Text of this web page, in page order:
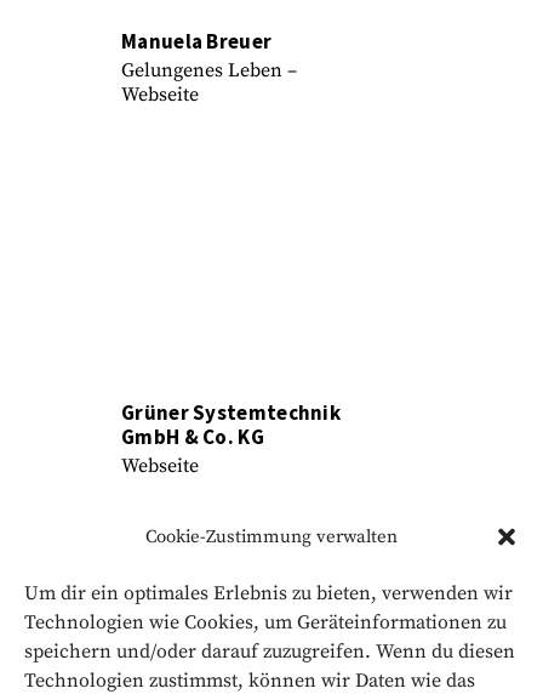
Cookie-Zustimmung verwalten
Um dir ein optimales Erlebnis zu bieten, verwenden wir
Technologien wie Cookies, um Geräteinformationen zu
speichern und/oder darauf zuzugreifen. Wenn du diesen
Technologien zustimmst, können wir Daten wie das
Manuela Breuer
Gelungenes Leben –
Webseite
Grüner Systemtechnik
GmbH & Co. KG
Webseite